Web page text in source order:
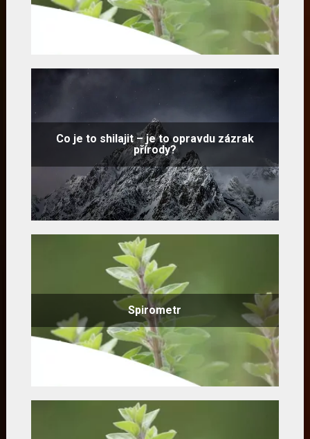
Co je to shilajit – je to opravdu zázrak
přírody?
Spirometr